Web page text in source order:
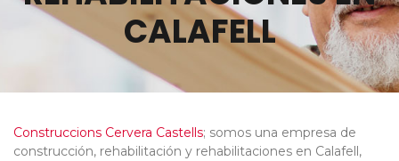
CALAFELL
Construccions Cervera Castells; somos una empresa de
construcción, rehabilitación y rehabilitaciones en Calafell,